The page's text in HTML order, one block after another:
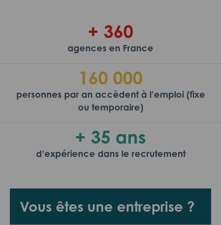
Vous êtes une entreprise ?
+ 360
agences en France
160 000
personnes par an accèdent à l’emploi (fixe
ou temporaire)
+ 35 ans
d’expérience dans le recrutement